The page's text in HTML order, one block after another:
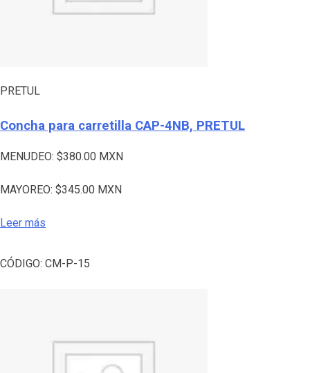
PRETUL
Concha para carretilla CAP-4NB, PRETUL
MENUDEO: $380.00 MXN
MAYOREO: $345.00 MXN
Leer más
CÓDIGO: CM-P-15